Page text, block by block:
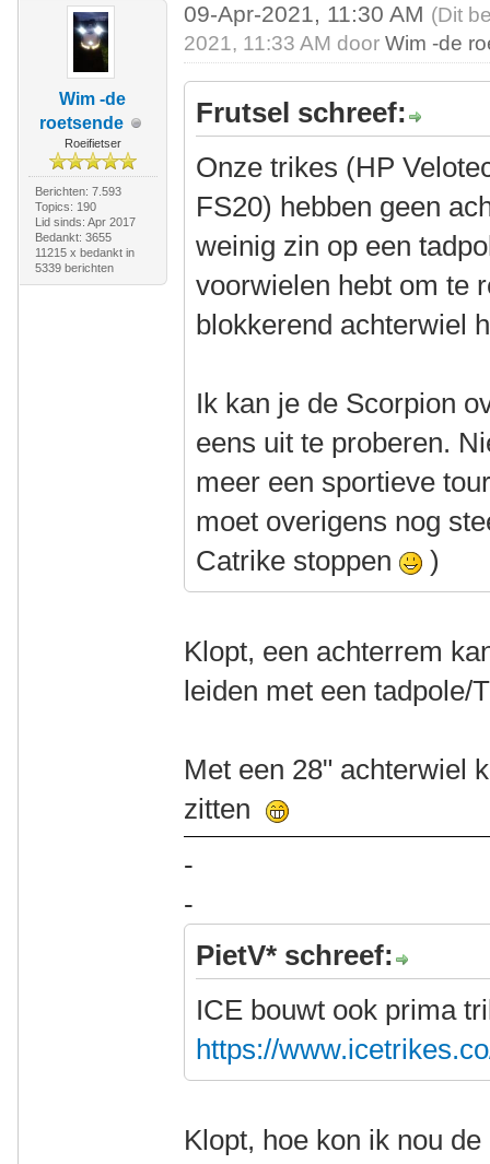
Wim -de
roetsende
Roeifietser
Berichten: 7.593
Topics: 190
Lid sinds: Apr 2017
Bedankt: 3655
11215 x bedankt in
5339 berichten
09-Apr-2021, 11:30 AM (Dit
2021, 11:33 AM doorWim -de
Frutsel schreef:
Onze trikes (HP
FS20) hebben geen
weinig zin op een
voorwielen hebt om te
blokkerend achterwiel
Ik kan je de Scorpion
eens uit te proberen.
meer een sportieve
moet overigens nog
Catrike stoppen
)
Klopt, een achterrem
leiden met een tadpole/
Met een 28" achterwiel
zitten
-
-
PietV* schreef:
ICE bouwt ook prima
https://
Klopt, hoe kon ik nou